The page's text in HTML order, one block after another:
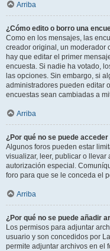
Arriba
¿Cómo edito o borro una
Como en los mensajes, las
creador original, un moderador
hay que editar el primer
encuesta. Si nadie ha votado,
las opciones. Sin embargo, si
administradores pueden editar
encuestas sean cambiadas a
Arriba
¿Por qué no se puede
Algunos foros pueden estar
visualizar, leer, publicar o
autorización especial.
foro para que se le conceda el
Arriba
¿Por qué no se puede añadir
Los permisos para adjuntar
usuario y son concedidos por
permite adjuntar archivos en el